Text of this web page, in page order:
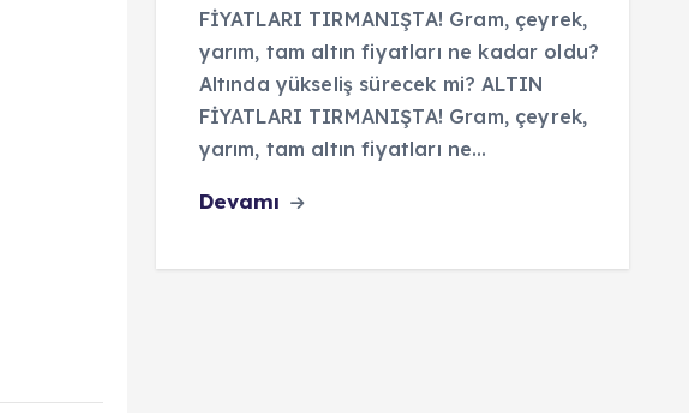
FİYATLARI TIRMANIŞTA! Gram, çeyrek,
yarım, tam altın fiyatları ne kadar oldu?
Altında yükseliş sürecek mi? ALTIN
FİYATLARI TIRMANIŞTA! Gram, çeyrek,
yarım, tam altın fiyatları ne…
Devamı